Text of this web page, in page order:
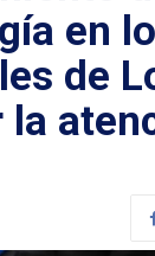
en
de
la